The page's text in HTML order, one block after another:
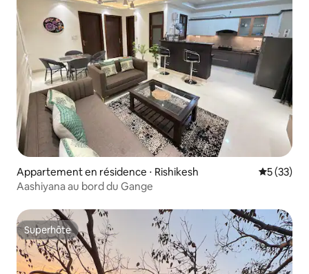
Appartement en résidence ⋅ Rishikesh
5 (33)
Aashiyana au bord du Gange
Superhôte
Superhôte